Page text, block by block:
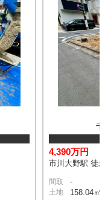
4,390万円
市川大野駅 徒
間取 -
土地 158.04㎡